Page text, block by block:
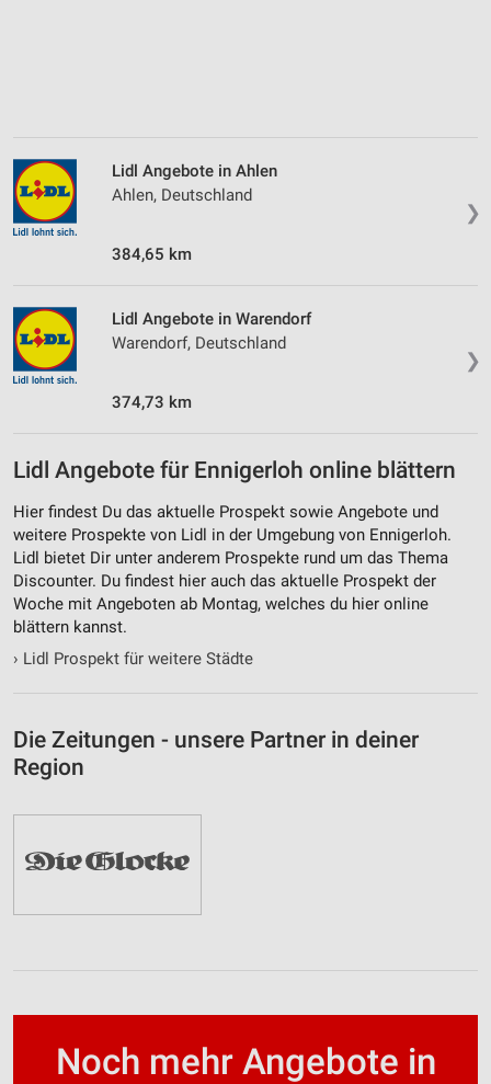
❯
Lidl Angebote in Ahlen
Ahlen, Deutschland
384,65 km
❯
Lidl Angebote in Warendorf
Warendorf, Deutschland
374,73 km
Lidl Angebote für Ennigerloh online blättern
Hier findest Du das aktuelle Prospekt sowie Angebote und
weitere Prospekte von Lidl in der Umgebung von Ennigerloh.
Lidl bietet Dir unter anderem Prospekte rund um das Thema
Discounter. Du findest hier auch das aktuelle Prospekt der
Woche mit Angeboten ab Montag, welches du hier online
blättern kannst.
› Lidl Prospekt für weitere Städte
Die Zeitungen - unsere Partner in deiner
Region
Noch mehr Angebote in